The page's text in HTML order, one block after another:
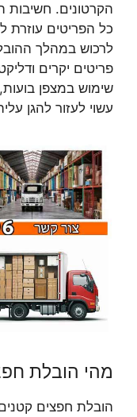
הקרטונים.
כל הפריטים עוזרת
לרכוש במהלך
פריטים יקרים
שימוש במצפן
עשוי לעזור להגן
מהי הובלת
הובלת חפצים